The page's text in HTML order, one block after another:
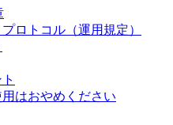
ロトコル（運用規定）
はおやめください